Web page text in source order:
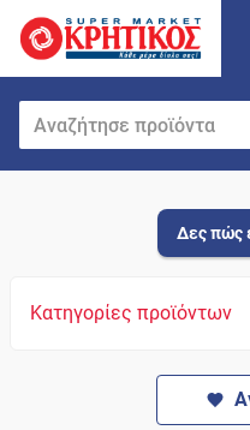
Δες πώς
Κατηγορίες προϊόντων